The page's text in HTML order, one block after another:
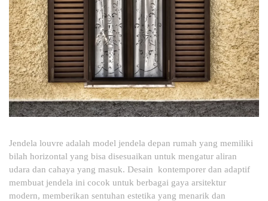
Jendela louvre adalah model jendela depan rumah yang memiliki
bilah horizontal yang bisa disesuaikan untuk mengatur aliran
udara dan cahaya yang masuk. Desain kontemporer dan adaptif
membuat jendela ini cocok untuk berbagai gaya arsitektur
modern, memberikan sentuhan estetika yang menarik dan